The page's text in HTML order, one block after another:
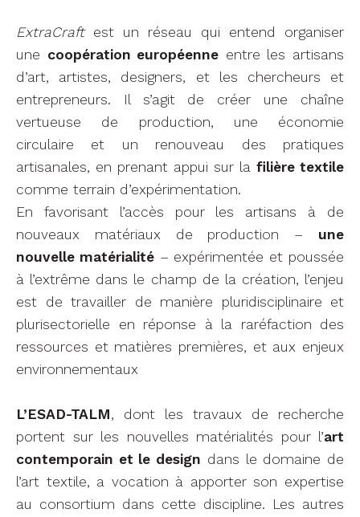
ExtraCraftest un réseau qui entend organiser
une coopération européenne entre les artisans
d’art, artistes, designers, et les chercheurs et
entrepreneurs. Il s’agit de créer une chaîne
vertueuse de production, une économie
circulaire et un renouveau des pratiques
artisanales, en prenant appui sur la filière textile
comme terrain d’expérimentation.
En favorisant l’accès pour les artisans à de
nouveaux matériaux de production – une
nouvelle matérialité– expérimentée et poussée
à l’extrême dans le champ de la création, l’enjeu
est de travailler de manière pluridisciplinaire et
plurisectorielle en réponse à la raréfaction des
ressources et matières premières, et aux enjeux
environnementaux
L’ESAD-TALM, dont les travaux de recherche
portent sur les nouvelles matérialités pour l’art
contemporain et le design dans le domaine de
l’art textile, a vocation à apporter son expertise
au consortium dans cette discipline. Les autres